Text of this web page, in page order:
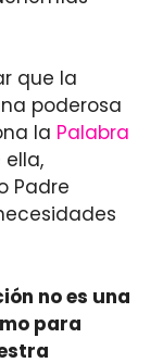
que la
poderosa
la Palabra
ella,
Padre
no es una
para